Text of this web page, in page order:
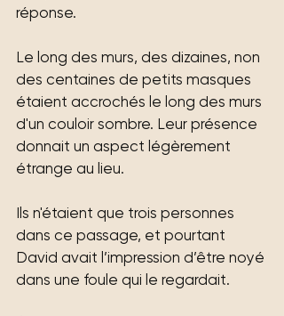
réponse.
Le long des murs, des dizaines, non
des centaines de petits masques
étaient accrochés le long des murs
d'un couloir sombre. Leur présence
donnait un aspect légèrement
étrange au lieu.
Ils n'étaient que trois personnes
dans ce passage, et pourtant
David avait l’impression d’être noyé
dans une foule qui le regardait.